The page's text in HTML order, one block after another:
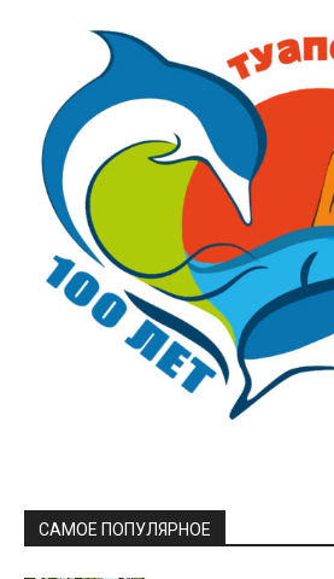
САМОЕ ПОПУЛЯРНОЕ